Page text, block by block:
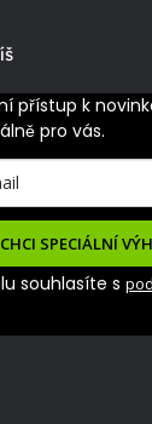
přístup k
pro vás.
CHCI SPECIÁLNÍ
souhlasíte s